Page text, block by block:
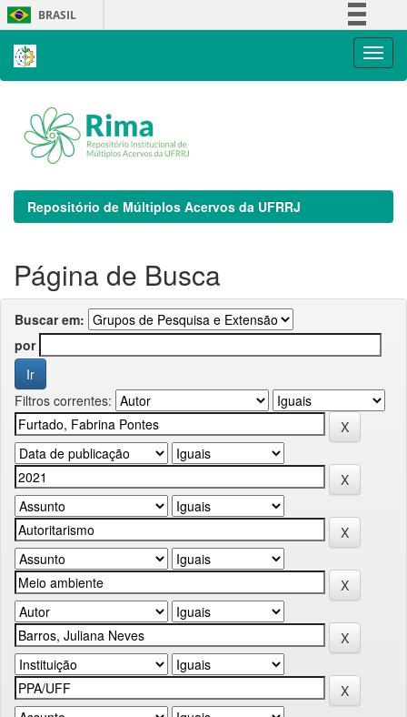
Skip
navigation
BRASIL
Repositório de Múltiplos Acervos da UFRRJ
Página de Busca
Buscar em:
por
Filtros correntes: